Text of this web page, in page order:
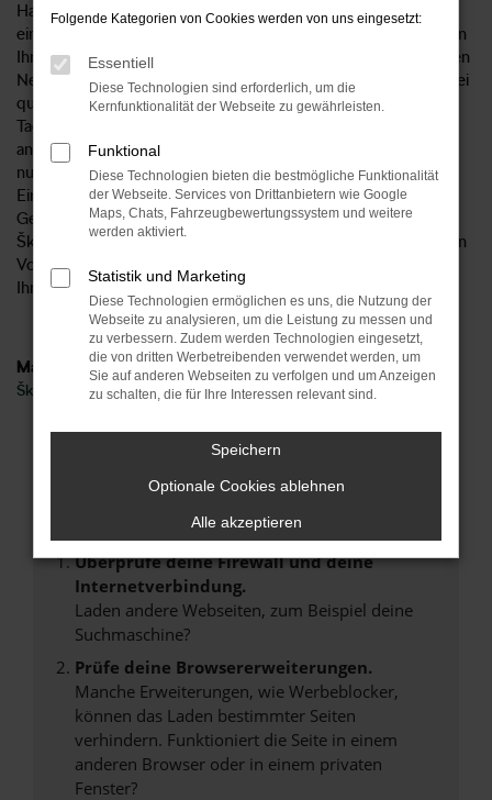
Haben Sie für Ihre Mobilität in Göttingen schon einmal über
eine Škoda Kodiaq Tageszulassung nachgedacht? Wir können
Ihnen diese Möglichkeit empfehlen, denn so erhalten Sie einen
Neuwagen zum Preis eines Gebrauchten und müssen keinerlei
qualitative Abstriche hinnehmen. Ob eine Škoda Kodiaq
Tageszulassung für einen Tag in Göttingen oder an einem
anderen Ort zugelassen wurde, spielt keine Rolle. Wichtig ist
nur, dass es sich aufgrund des bereits vorgenommenen
Eintrags in den Fahrzeugpapieren formal um einen
Gebrauchtwagen handelt. Damit geht einher, dass für eine
Škoda Kodiaq Tageszulassung in Göttingen nicht die strengen
Vorgaben seitens des Automobilherstellers gelten und wir
Ihnen einen besonders attraktiven Preis unterbreiten.
Marken
Škoda
Fehler: Network Error
Beim Laden ist ein Fehler aufgetreten.
Hier sind ein paar Tipps, die dir helfen können:
Überprüfe deine Firewall und deine
Internetverbindung.
Laden andere Webseiten, zum Beispiel deine
Suchmaschine?
Prüfe deine Browsererweiterungen.
Manche Erweiterungen, wie Werbeblocker,
können das Laden bestimmter Seiten
verhindern. Funktioniert die Seite in einem
anderen Browser oder in einem privaten
Fenster?
Folgende Kategorien von Cookies werden von uns eingesetzt:
Essentiell
Diese Technologien sind erforderlich, um die
Kernfunktionalität der Webseite zu gewährleisten.
Funktional
Diese Technologien bieten die bestmögliche Funktionalität
der Webseite. Services von Drittanbietern wie Google
Maps, Chats, Fahrzeugbewertungssystem und weitere
werden aktiviert.
Statistik und Marketing
Diese Technologien ermöglichen es uns, die Nutzung der
Webseite zu analysieren, um die Leistung zu messen und
zu verbessern. Zudem werden Technologien eingesetzt,
die von dritten Werbetreibenden verwendet werden, um
Sie auf anderen Webseiten zu verfolgen und um Anzeigen
zu schalten, die für Ihre Interessen relevant sind.
Speichern
Optionale Cookies ablehnen
Alle akzeptieren